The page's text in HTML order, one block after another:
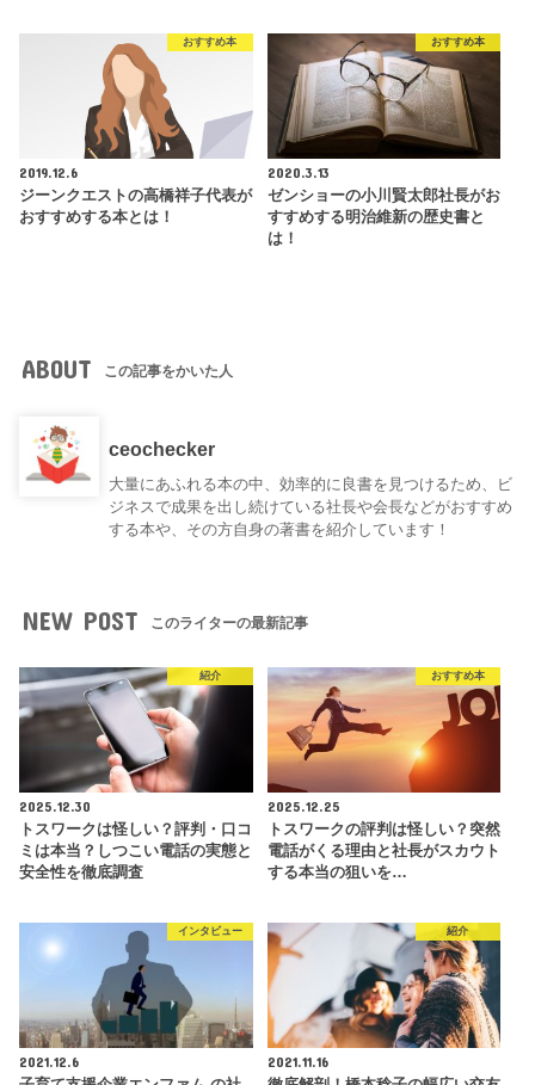
おすすめ本
2019.12.6
ジーンクエストの高橋祥子代表が
おすすめする本とは！
おすすめ本
2020.3.13
ゼンショーの小川賢太郎社長がお
すすめする明治維新の歴史書と
は！
ABOUT この記事をかいた人
ceochecker
大量にあふれる本の中、効率的に良書を見つけるため、ビ
ジネスで成果を出し続けている社長や会長などがおすすめ
する本や、その方自身の著書を紹介しています！
NEW POST このライターの最新記事
紹介
2025.12.30
トスワークは怪しい？評判・口コ
ミは本当？しつこい電話の実態と
安全性を徹底調査
おすすめ本
2025.12.25
トスワークの評判は怪しい？突然
電話がくる理由と社長がスカウト
する本当の狙いを…
インタビュー
2021.12.6
紹介
2021.11.16